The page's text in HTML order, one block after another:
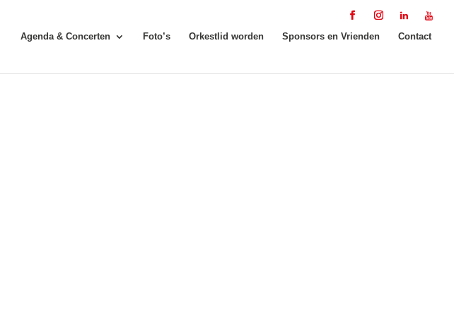
Agenda & Concerten Foto’s Orkestlid worden Sponsors en Vrienden Contact